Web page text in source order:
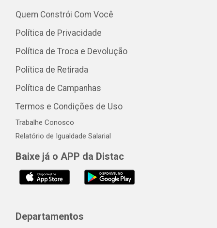
Quem Constrói Com Você
Política de Privacidade
Política de Troca e Devolução
Política de Retirada
Política de Campanhas
Termos e Condições de Uso
Trabalhe Conosco
Relatório de Igualdade Salarial
Baixe já o APP da Distac
Departamentos